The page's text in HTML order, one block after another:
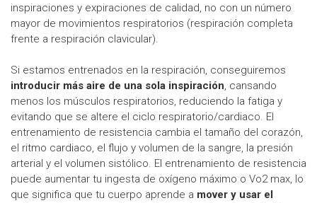
inspiraciones y expiraciones de calidad, no con un número
mayor de movimientos respiratorios (respiración completa
frente a respiración clavicular).
Si estamos entrenados en la respiración, conseguiremos
introducir más aire de una sola inspiración, cansando
menos los músculos respiratorios, reduciendo la fatiga y
evitando que se altere el ciclo respiratorio/cardiaco. El
entrenamiento de resistencia cambia el tamaño del corazón,
el ritmo cardiaco, el flujo y volumen de la sangre, la presión
arterial y el volumen sistólico. El entrenamiento de resistencia
puede aumentar tu ingesta de oxígeno máximo o Vo2 max, lo
que significa que tu cuerpo aprende a mover y usar el